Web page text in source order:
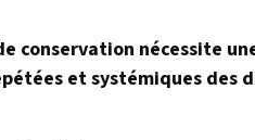
conservation nécessite
et systémiques des